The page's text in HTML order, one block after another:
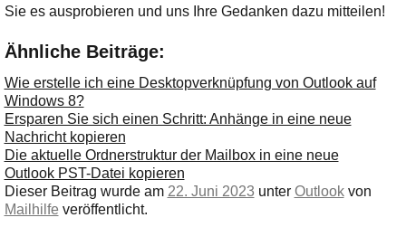
Sie es ausprobieren und uns Ihre Gedanken dazu mitteilen!
Ähnliche Beiträge:
Wie erstelle ich eine Desktopverknüpfung von Outlook auf
Windows 8?
Ersparen Sie sich einen Schritt: Anhänge in eine neue
Nachricht kopieren
Die aktuelle Ordnerstruktur der Mailbox in eine neue
Outlook PST-Datei kopieren
Dieser Beitrag wurde am 22. Juni 2023 unter Outlook von
Mailhilfe veröffentlicht.